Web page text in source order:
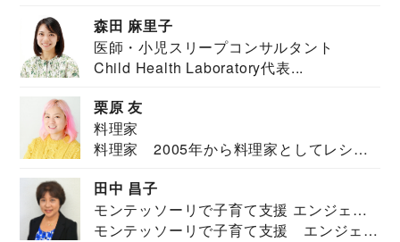
森田 麻里子
医師・小児スリープコンサルタント
Child Health Laboratory代表...
栗原 友
料理家
料理家 2005年から料理家としてレシピ
田中 昌子
モンテッソーリで子育て支援 エンジェル
ズハウス研究所所長
モンテッソーリで子育て支援 エンジェル